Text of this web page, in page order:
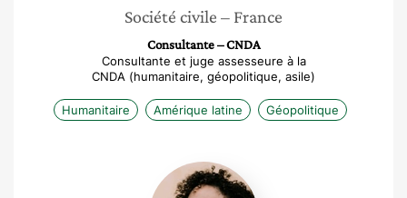
Société civile – France
Consultante – CNDA
Consultante et juge assesseure à la
CNDA (humanitaire, géopolitique, asile)
Humanitaire Amérique latine Géopolitique
Taiseer
Khalil